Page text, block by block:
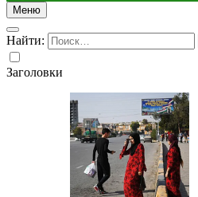
Меню
Найти:
Заголовки